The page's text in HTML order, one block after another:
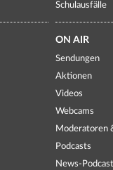
Schulausfälle
ON AIR
Sendungen
Aktionen
Videos
Webcams
Moderatoren
Podcasts
News-Podcast